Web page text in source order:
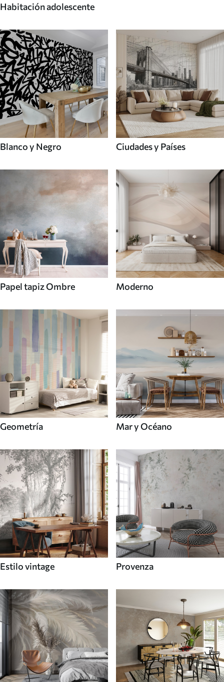
Habitación adolescente
Blanco y Negro Ciudades y Países
Papel tapiz Ombre Moderno
Geometría Mar y Océano
Estilo vintage Provenza